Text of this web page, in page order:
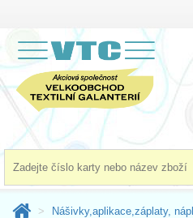
Nášivky,aplikace,záplaty,